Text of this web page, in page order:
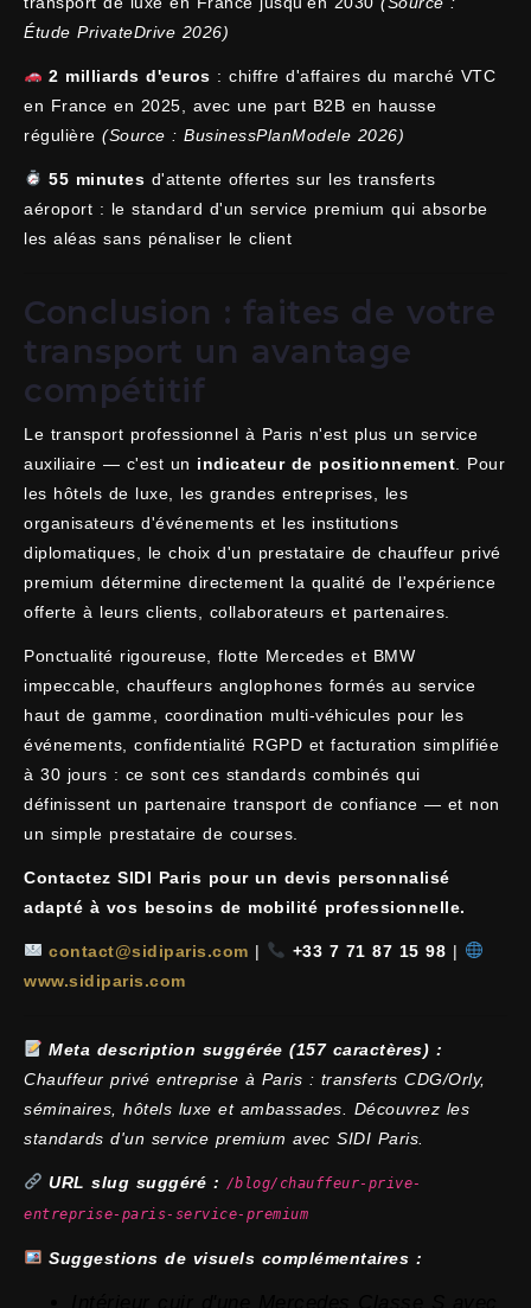
Étude PrivateDrive 2026)
2 milliards d'euros : chiffre d'affaires du marché VTC
en France en 2025, avec une part B2B en hausse
régulière (Source : BusinessPlanModele 2026)
55 minutes d'attente offertes sur les transferts
aéroport : le standard d'un service premium qui absorbe
les aléas sans pénaliser le client
Conclusion : faites de votre
transport un avantage
compétitif
Le transport professionnel à Paris n'est plus un service
auxiliaire — c'est un indicateur de positionnement . Pour
les hôtels de luxe, les grandes entreprises, les
organisateurs d'événements et les institutions
diplomatiques, le choix d'un prestataire de chauffeur privé
premium détermine directement la qualité de l'expérience
offerte à leurs clients, collaborateurs et partenaires.
Ponctualité rigoureuse, flotte Mercedes et BMW
impeccable, chauffeurs anglophones formés au service
haut de gamme, coordination multi-véhicules pour les
événements, confidentialité RGPD et facturation simplifiée
à 30 jours : ce sont ces standards combinés qui
définissent un partenaire transport de confiance — et non
un simple prestataire de courses.
Contactez SIDI Paris pour un devis personnalisé
adapté à vos besoins de mobilité professionnelle.
contact@sidiparis.com | +33 7 71 87 15 98 |
www.sidiparis.com
Meta description suggérée (157 caractères) :
Chauffeur privé entreprise à Paris : transferts CDG/Orly,
séminaires, hôtels luxe et ambassades. Découvrez les
standards d'un service premium avec SIDI Paris.
URL slug suggéré : /blog/chauffeur-prive-
entreprise-paris-service-premium
Suggestions de visuels complémentaires :